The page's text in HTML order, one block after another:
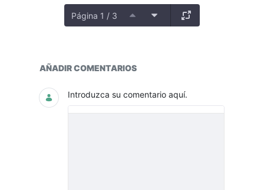
Página 1 / 3
PLANTA
AÑADIR COMENTARIOS
Introduzca su comentario aquí.